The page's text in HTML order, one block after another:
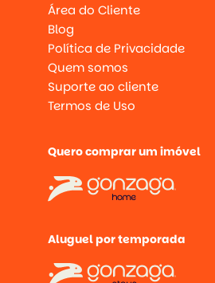
Área do Cliente
Blog
Política de Privacidade
Quem somos
Suporte ao cliente
Termos de Uso
Quero comprar um imóvel
Aluguel por temporada